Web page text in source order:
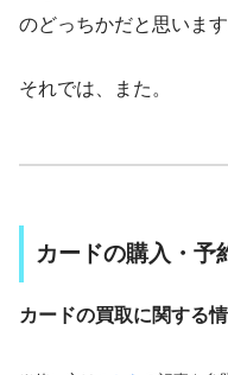
のどっちかだと思います
それでは、また。
カードの購入・予
カードの買取に関する